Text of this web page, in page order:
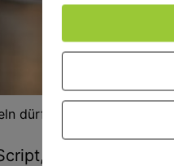
dürfen natürlich nicht
sondern nur ein